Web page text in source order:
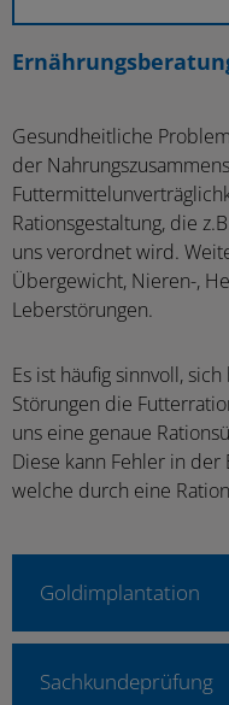
Gesundheitliche
der
Rationsgestaltung, die
uns verordnet wird.
Übergewicht, Nieren-,
Leberstörungen.
Es ist häufig sinnvoll,
Störungen die
uns eine genaue
Diese kann Fehler in
welche durch eine
Goldimplantation
Sachkundeprüfung